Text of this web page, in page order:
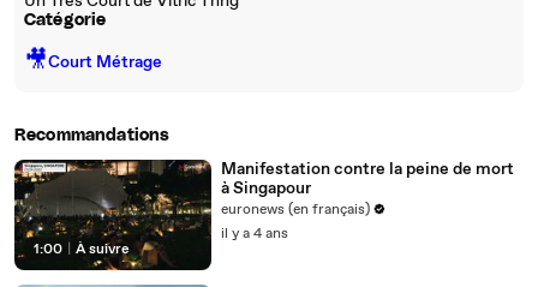
Catégorie
🎥Court Métrage
Recommandations
1:00 À suivre
Manifestation contre la peine de mort
à Singapour
euronews (en français)
il y a 4 ans